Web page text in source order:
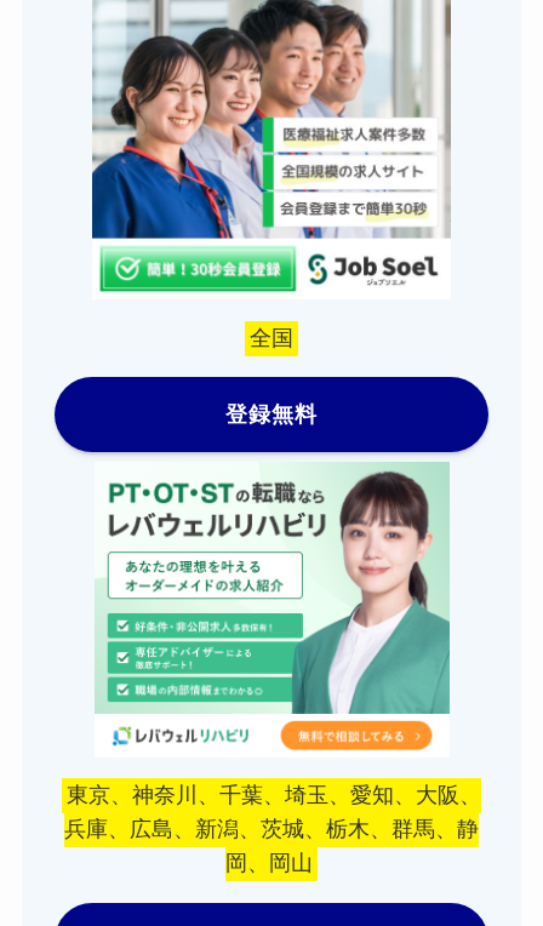
全国
登録無料
東京、神奈川、千葉、埼玉、愛知、大阪、
兵庫、広島、新潟、茨城、栃木、群馬、静
岡、岡山